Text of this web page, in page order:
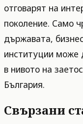
отговарят на
поколение. Само
държавата,
институции може
в нивото на
България.
Свързани